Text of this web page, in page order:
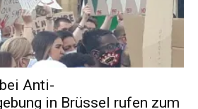
Anti-
in Brüssel rufen zum